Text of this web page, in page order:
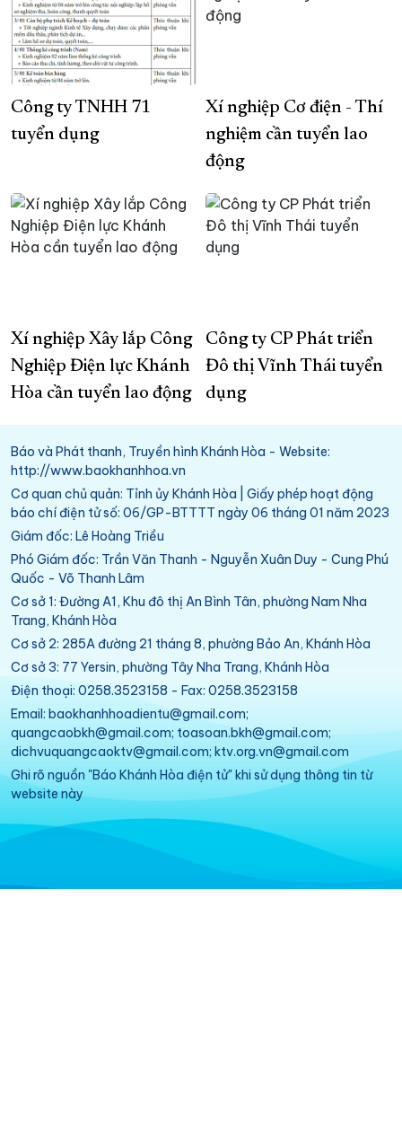
Công ty TNHH 71
tuyển dụng
Xí nghiệp Cơ điện - Thí
nghiệm cần tuyển lao
động
Xí nghiệp Xây lắp Công
Nghiệp Điện lực Khánh
Hòa cần tuyển lao động
Công ty CP Phát triển
Đô thị Vĩnh Thái tuyển
dụng
Báo và Phát thanh, Truyền hình Khánh Hòa - Website:
http://www.baokhanhhoa.vn
Cơ quan chủ quản: Tỉnh ủy Khánh Hòa | Giấy phép hoạt động
báo chí điện tử số: 06/GP-BTTTT ngày 06 tháng 01 năm 2023
Giám đốc: Lê Hoàng Triều
Phó Giám đốc: Trần Văn Thanh - Nguyễn Xuân Duy - Cung Phú
Quốc - Võ Thanh Lâm
Cơ sở 1: Đường A1, Khu đô thị An Bình Tân, phường Nam Nha
Trang, Khánh Hòa
Cơ sở 2: 285A đường 21 tháng 8, phường Bảo An, Khánh Hòa
Cơ sở 3: 77 Yersin, phường Tây Nha Trang, Khánh Hòa
Điện thoại: 0258.3523158 - Fax: 0258.3523158
Email: baokhanhhoadientu@gmail.com;
quangcaobkh@gmail.com; toasoan.bkh@gmail.com;
dichvuquangcaoktv@gmail.com; ktv.org.vn@gmail.com
Ghi rõ nguồn "Báo Khánh Hòa điện tử" khi sử dụng thông tin từ
website này